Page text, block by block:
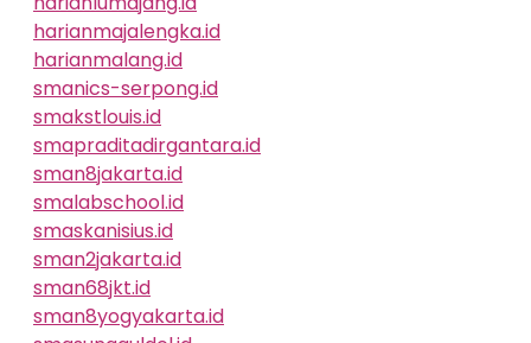
harianmajalengka.id
harianmalang.id
smanics-serpong.id
smakstlouis.id
smapraditadirgantara.id
sman8jakarta.id
smalabschool.id
smaskanisius.id
sman2jakarta.id
sman68jkt.id
sman8yogyakarta.id